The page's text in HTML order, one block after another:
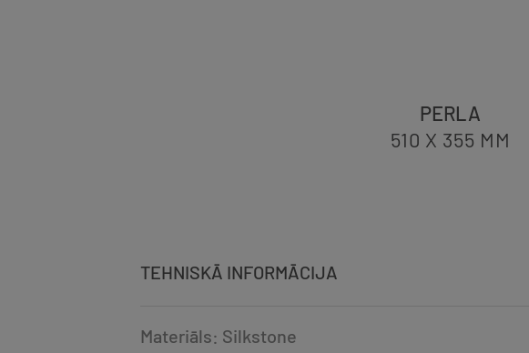
PERLA
510 X 355 MM
TEHNISKĀ INFORMĀCIJA
Materiāls: Silkstone